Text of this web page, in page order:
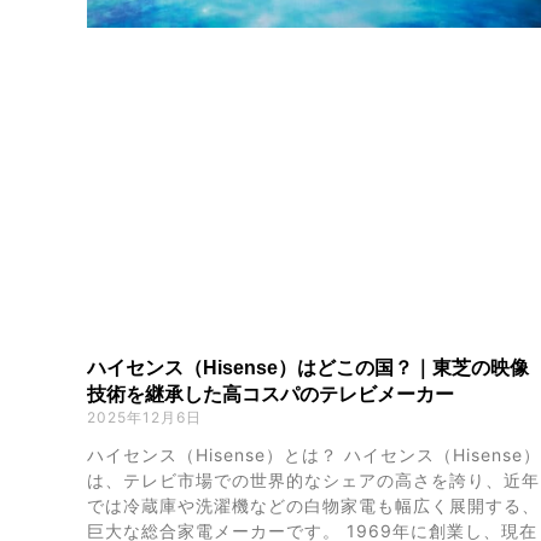
ハイセンス（Hisense）はどこの国？｜東芝の映像
技術を継承した高コスパのテレビメーカー
2025年12月6日
ハイセンス（Hisense）とは？ ハイセンス（Hisense）
は、テレビ市場での世界的なシェアの高さを誇り、近年
では冷蔵庫や洗濯機などの白物家電も幅広く展開する、
巨大な総合家電メーカーです。 1969年に創業し、現在